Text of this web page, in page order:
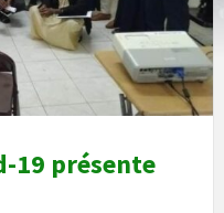
19 présente